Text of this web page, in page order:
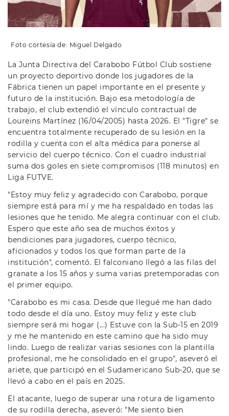
Foto cortesía de: Miguel Delgado
La Junta Directiva del Carabobo Fútbol Club sostiene
un proyecto deportivo donde los jugadores de la
Fábrica tienen un papel importante en el presente y
futuro de la institución. Bajo esa metodología de
trabajo, el club extendió el vínculo contractual de
Loureins Martínez (16/04/2005) hasta 2026. El "Tigre" se
encuentra totalmente recuperado de su lesión en la
rodilla y cuenta con el alta médica para ponerse al
servicio del cuerpo técnico. Con el cuadro industrial
suma dos goles en siete compromisos (118 minutos) en
Liga FUTVE.
"Estoy muy feliz y agradecido con Carabobo, porque
siempre está para mí y me ha respaldado en todas las
lesiones que he tenido. Me alegra continuar con el club.
Espero que este año sea de muchos éxitos y
bendiciones para jugadores, cuerpo técnico,
aficionados y todos los que forman parte de la
institución", comentó. El falconiano llegó a las filas del
granate a los 15 años y suma varias pretemporadas con
el primer equipo.
"Carabobo es mi casa. Desde que llegué me han dado
todo desde el día uno. Estoy muy feliz y este club
siempre será mi hogar (...) Estuve con la Sub-15 en 2019
y me he mantenido en este camino que ha sido muy
lindo. Luego de realizar varias sesiones con la plantilla
profesional, me he consolidado en el grupo", aseveró el
ariete, que participó en el Sudamericano Sub-20, que se
llevó a cabo en el país en 2025.
El atacante, luego de superar una rotura de ligamento
de su rodilla derecha, aseveró: "Me siento bien